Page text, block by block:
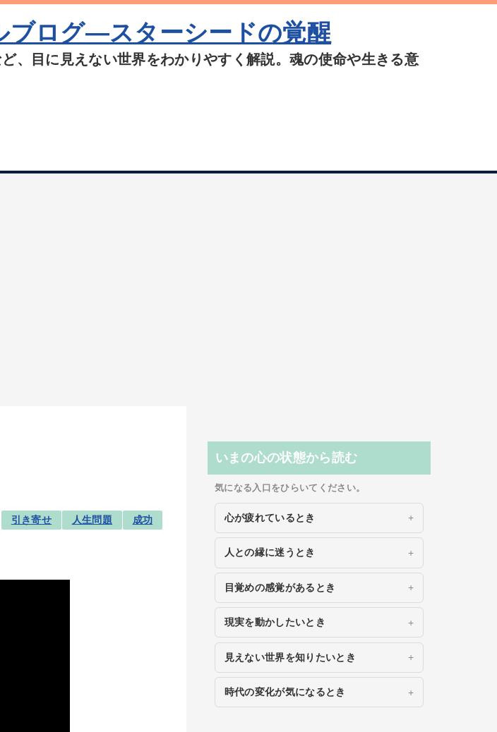
ブログ―スターシードの覚醒
、目に見えない世界をわかりやすく解説。魂の使命や生きる意
引き寄せ 人生問題 成功
いまの心の状態から読む
気になる入口をひらいてください。
心が疲れているとき
人との縁に迷うとき
目覚めの感覚があるとき
現実を動かしたいとき
見えない世界を知りたいとき
時代の変化が気になるとき